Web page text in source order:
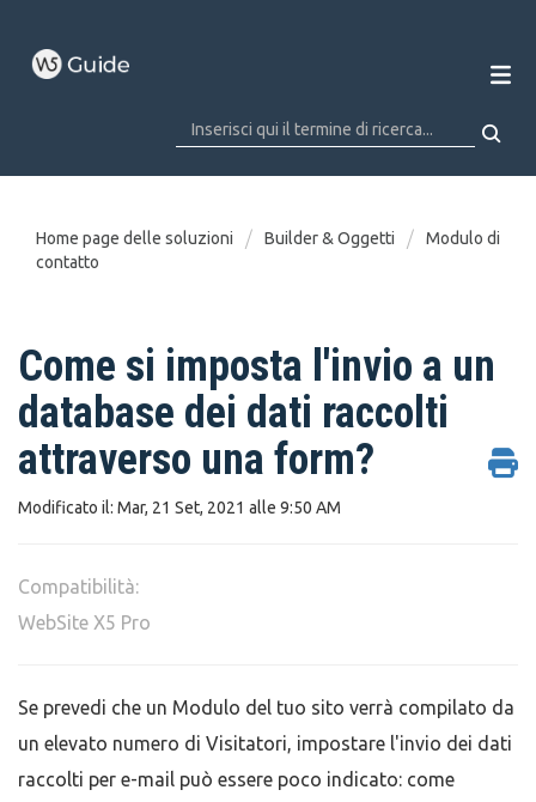
Home page delle soluzioni Builder & Oggetti
Modulo di
contatto
Come si imposta l'invio a un
database dei dati raccolti
attraverso una form?
Modificato il: Mar, 21 Set, 2021 alle 9:50 AM
Compatibilità:
WebSite X5 Pro
Se prevedi che un Modulo del tuo sito verrà compilato da
un elevato numero di Visitatori, impostare l'invio dei dati
raccolti per e-mail può essere poco indicato: come